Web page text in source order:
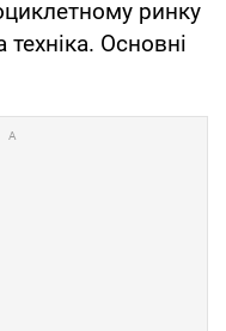
ринку
Основні